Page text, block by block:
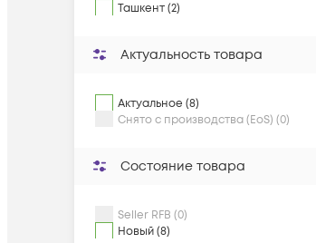
Ташкент (2)
Актуальность товара
Актуальное (8)
Снято с производства (EoS) (0)
Состояние товара
Seller RFB (0)
Новый (8)